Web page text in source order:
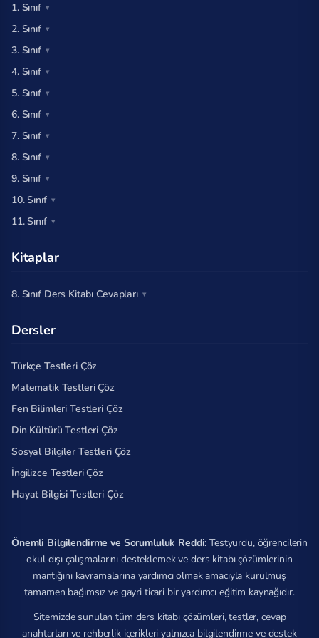
1. Sınıf
2. Sınıf
3. Sınıf
4. Sınıf
5. Sınıf
6. Sınıf
7. Sınıf
8. Sınıf
9. Sınıf
10. Sınıf
11. Sınıf
Kitaplar
8. Sınıf Ders Kitabı Cevapları
Dersler
Türkçe Testleri Çöz
Matematik Testleri Çöz
Fen Bilimleri Testleri Çöz
Din Kültürü Testleri Çöz
Sosyal Bilgiler Testleri Çöz
İngilizce Testleri Çöz
Hayat Bilgisi Testleri Çöz
Önemli Bilgilendirme ve Sorumluluk Reddi: Testyurdu, öğrencilerin
okul dışı çalışmalarını desteklemek ve ders kitabı çözümlerinin
mantığını kavramalarına yardımcı olmak amacıyla kurulmuş
tamamen bağımsız ve gayri ticari bir yardımcı eğitim kaynağıdır.
Sitemizde sunulan tüm ders kitabı çözümleri, testler, cevap
anahtarları ve rehberlik içerikleri yalnızca bilgilendirme ve destek